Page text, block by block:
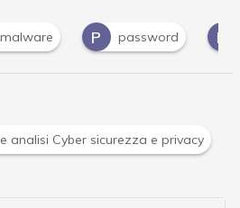
password P phishing
le ultime news in tempo